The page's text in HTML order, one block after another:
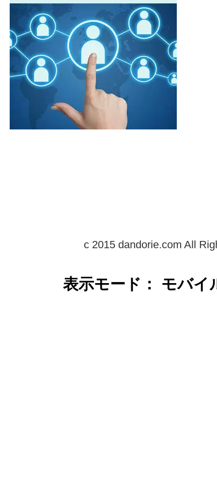
c 2015 dandorie.com All
表示モード： モバ